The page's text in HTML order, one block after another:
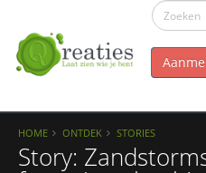
HOME ONTDEK STORIES
Story: